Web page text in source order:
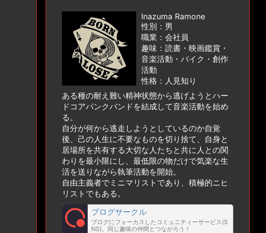
Inazuma Ramone
性別：男
職業：会社員
趣味：読書・映画鑑賞・
音楽活動・バイク・創作
活動
性格：人見知り
ある種の耐え難い精神状態から逃げようとハー
ドコアパンクバンドを結成して音楽活動を始め
る。
自分が何から逃走しようとしているのか自覚
後、己の人生に不要なものを切り捨て、自身と
居場所を共有する大切な人たちと共に人との関
わりを最小限にし、最低限の物だけで気楽な生
活を送りながら執筆活動を開始。
自由主義者でミニマリストであり、積極的ニヒ
リストでもある。
ブログサークル
ブログにフォーカスしたコミュニティーサービス(S
NS)。同じ趣味の仲間とつながろう！